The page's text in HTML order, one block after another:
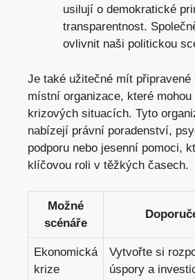
usilují o demokratické
transparentnost.
ovlivnit naši politickou
Je také užitečné mít připravené
místní organizace, které mohou
krizových situacích. Tyto
nabízejí právní poradenství,
podporu nebo jesenní pomoci,
klíčovou roli v těžkých časech.
Možné
scénáře
Ekonomická
krize
Vytvořte si
úspory a